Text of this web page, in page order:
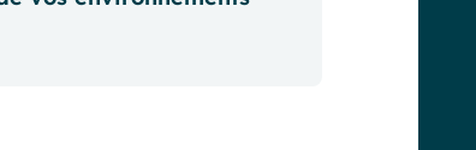
vos pages SharePoint